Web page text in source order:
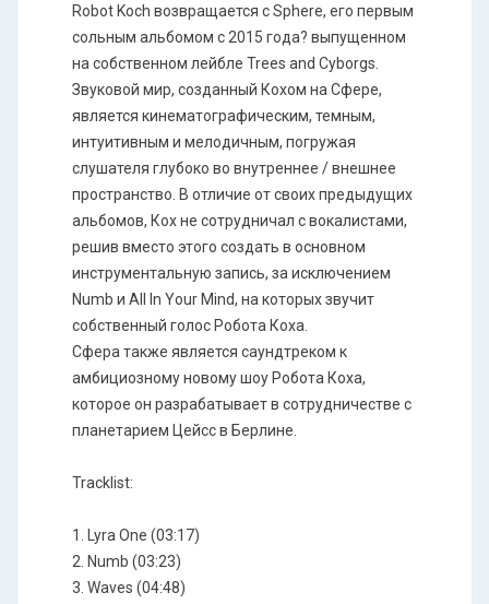
Robot Koch возвращается с Sphere, его первым
сольным альбомом с 2015 года? выпущенном
на собственном лейбле Trees and Cyborgs.
Звуковой мир, созданный Кохом на Сфере,
является кинематографическим, темным,
интуитивным и мелодичным, погружая
слушателя глубоко во внутреннее / внешнее
пространство. В отличие от своих предыдущих
альбомов, Кох не сотрудничал с вокалистами,
решив вместо этого создать в основном
инструментальную запись, за исключением
Numb и All In Your Mind, на которых звучит
собственный голос Робота Коха.
Сфера также является саундтреком к
амбициозному новому шоу Робота Коха,
которое он разрабатывает в сотрудничестве с
планетарием Цейсс в Берлине.
Tracklist:
1. Lyra One (03:17)
2. Numb (03:23)
3. Waves (04:48)